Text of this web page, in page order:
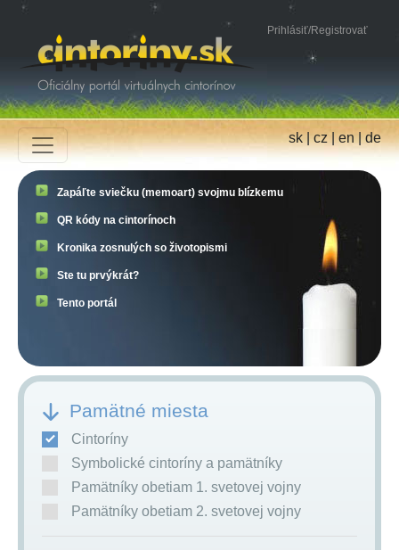
Prihlásiť/Registrovať
sk|cz|en|de
Zapáľte sviečku (memoart) svojmu blízkemu
QR kódy na cintorínoch
Kronika zosnulých so životopismi
Ste tu prvýkrát?
Tento portál
Pamätné miesta
Cintoríny
Symbolické cintoríny a pamätníky
Pamätníky obetiam 1. svetovej vojny
Pamätníky obetiam 2. svetovej vojny